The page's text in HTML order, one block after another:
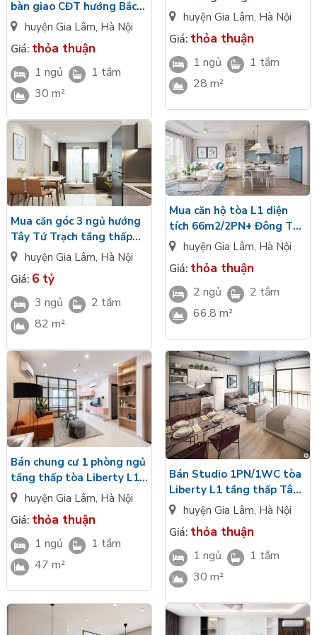
bàn giao CĐT hướng Bắc
tầng trung Masteri
Lakeside Ocean Park Gia
Lâm
huyện Gia Lâm, Hà Nội
Giá: thỏa thuận
1 ngủ
1 tắm
30 m²
giao CĐT view nội khu
huyện Gia Lâm, Hà Nội
Giá: thỏa thuận
1 ngủ
1 tắm
28 m²
Mua căn góc 3 ngủ hướng
Tây Tứ Trạch tầng thấp
tòa The Liberty L1 bàn
Lakeside VIP
huyện Gia Lâm, Hà Nội
Giá: 6 tỷ
3 ngủ
2 tắm
82 m²
Mua căn hộ tòa L1 diện
tích 66m2/2PN+ Đông Tứ
Trạch tầng trung bàn giao
cao cấp Masteri Lakeside
huyện Gia Lâm, Hà Nội
Giá: thỏa thuận
2 ngủ
2 tắm
66.8 m²
Bán chung cư 1 phòng ngủ
tầng thấp tòa Liberty L1
hướng Tây Nam view nội
huyện Gia Lâm, Hà Nội
Giá: thỏa thuận
1 ngủ
1 tắm
47 m²
Bán Studio 1PN/1WC tòa
Liberty L1 tầng thấp Tây
Bắc bàn giao cơ bản view
huyện Gia Lâm, Hà Nội
Giá: thỏa thuận
1 ngủ
1 tắm
30 m²